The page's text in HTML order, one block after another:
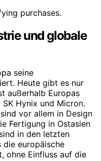
purchases.
und globale
seine
Heute gibt es nur
außerhalb Europas
Hynix und Micron.
vor allem in Design
Fertigung in Ostasien
in den letzten
die europäische
ohne Einfluss auf die